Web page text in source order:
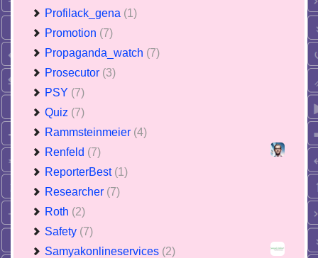
Profilack_gena (1)
Promotion (7)
Propaganda_watch (7)
Prosecutor (3)
PSY (7)
Quiz (7)
Rammsteinmeier (4)
Renfeld (7)
ReporterBest (1)
Researcher (7)
Roth (2)
Safety (7)
Samyakonlineservices (2)